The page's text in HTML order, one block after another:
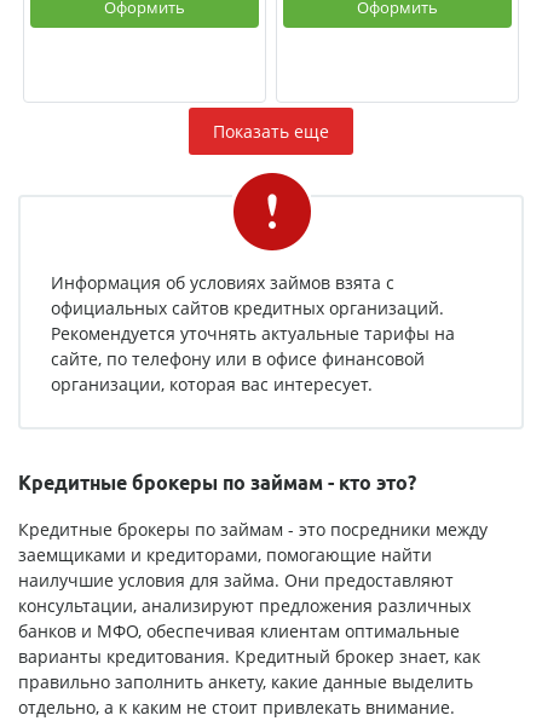
Оформить Оформить
Показать еще
Информация об условиях займов взята с
официальных сайтов кредитных организаций.
Рекомендуется уточнять актуальные тарифы на
сайте, по телефону или в офисе финансовой
организации, которая вас интересует.
Кредитные брокеры по займам - кто это?
Кредитные брокеры по займам - это посредники между
заемщиками и кредиторами, помогающие найти
наилучшие условия для займа. Они предоставляют
консультации, анализируют предложения различных
банков и МФО, обеспечивая клиентам оптимальные
варианты кредитования. Кредитный брокер знает, как
правильно заполнить анкету, какие данные выделить
отдельно, а к каким не стоит привлекать внимание.